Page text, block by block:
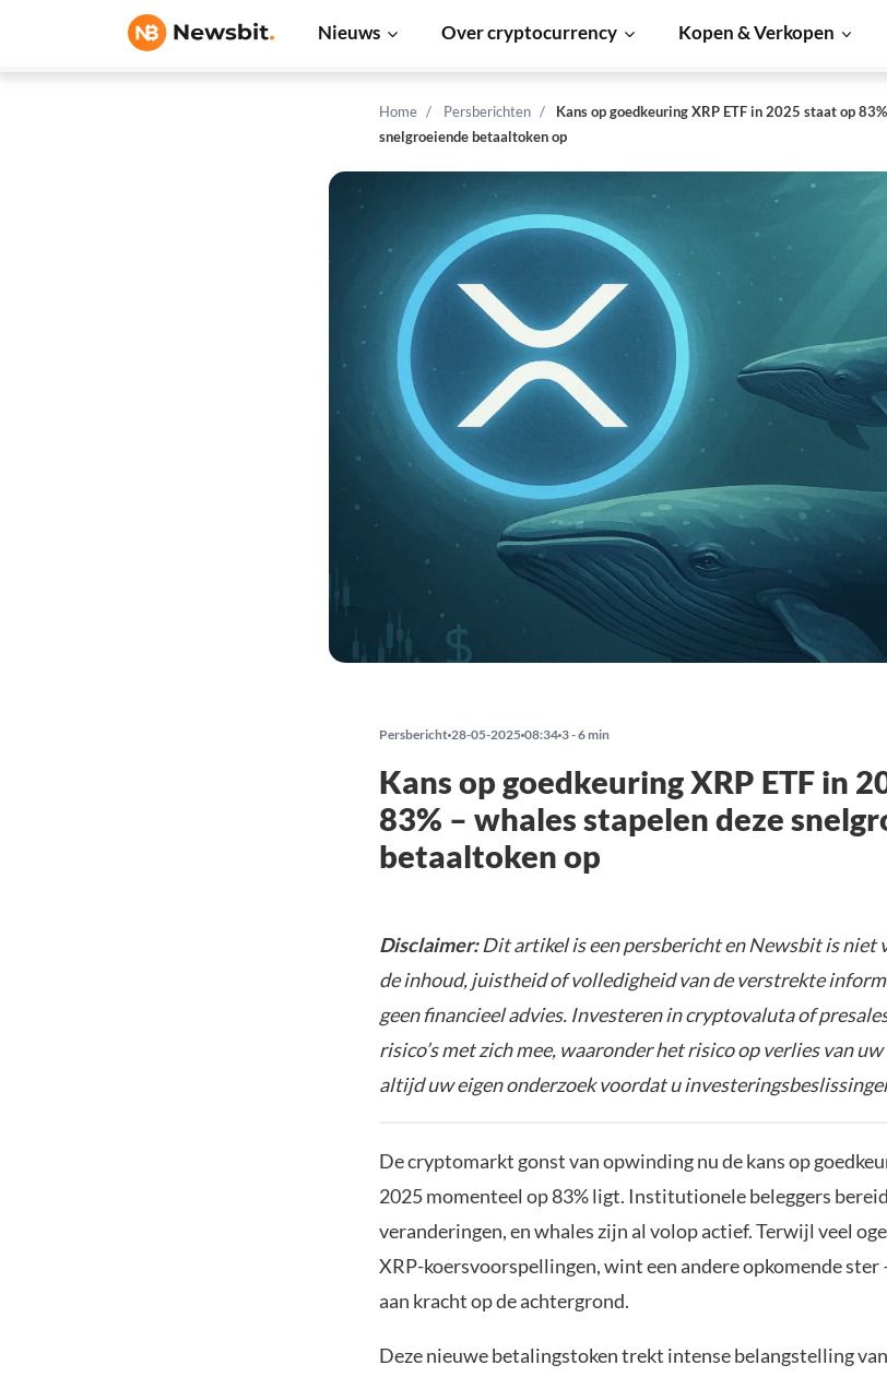
Nieuws Over cryptocurrency Kopen & Verkopen
Home Persberichten
Kans op goedkeuring XRP ETF in 2025 staat op
snelgroeiende betaaltoken op
Persbericht 28-05-2025 08:34 3 - 6 min
Kans op goedkeuring XRP ETF in
83% – whales stapelen deze
betaaltoken op
Disclaimer:Dit artikel is een persbericht en Newsbit is
de inhoud, juistheid of volledigheid van de verstrekte
geen financieel advies. Investeren in cryptovaluta of
risico’s met zich mee, waaronder het risico op verlies van
altijd uw eigen onderzoek voordat u
De cryptomarkt gonst van opwinding nu de kans op
2025 momenteel op 83% ligt. Institutionele beleggers
veranderingen, en whales zijn al volop actief. Terwijl veel
XRP-koersvoorspellingen, wint een andere opkomende ster
aan kracht op de achtergrond.
Deze nieuwe betalingstoken trekt intense belangstelling